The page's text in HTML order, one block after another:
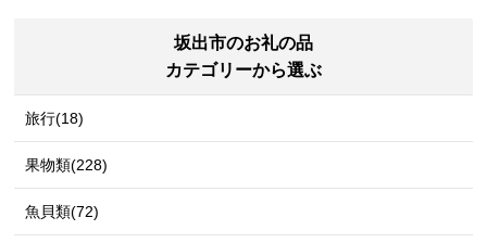
坂出市のお礼の品
カテゴリーから選ぶ
旅行(18)
果物類(228)
魚貝類(72)